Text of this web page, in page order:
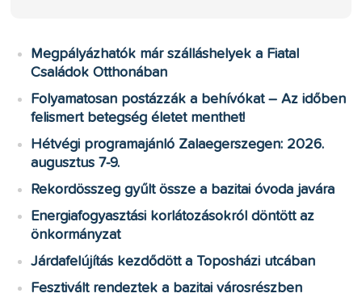
Megpályázhatók már szálláshelyek a Fiatal
Családok Otthonában
Folyamatosan postázzák a behívókat – Az időben
felismert betegség életet menthet!
Hétvégi programajánló Zalaegerszegen: 2026.
augusztus 7-9.
Rekordösszeg gyűlt össze a bazitai óvoda javára
Energiafogyasztási korlátozásokról döntött az
önkormányzat
Járdafelújítás kezdődött a Toposházi utcában
Fesztivált rendeztek a bazitai városrészben